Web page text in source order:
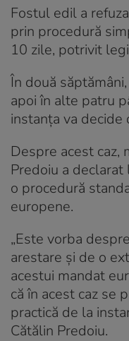
Fostul edil a
prin procedură
10 zile, potrivit
În două
apoi în alte patru
instanța va decide
Despre acest caz,
Predoiu a
o procedură
europene.
„Este vorba
arestare și de o
acestui mandat
că în acest caz se
practică de la
Cătălin Predoiu.